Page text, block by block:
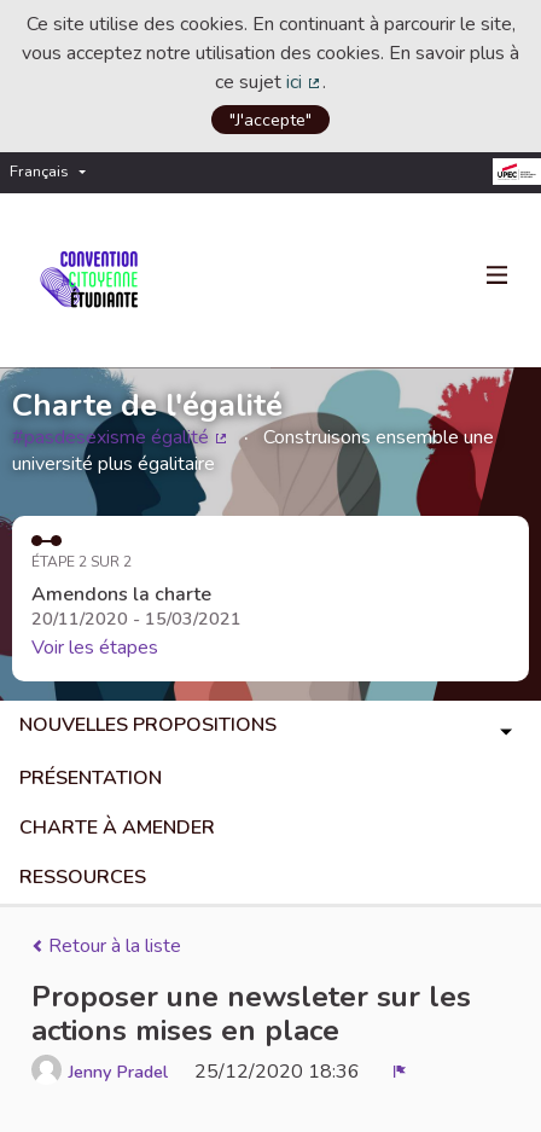
Ce site utilise des cookies. En continuant à parcourir le site,
vous acceptez notre utilisation des cookies. En savoir plus à
ce sujetici
(Lien externe)
.
"J'accepte"
Français Choisir la langue
Charte de l'égalité
#pasdesexisme égalité
(Lien externe)
Construisons ensemble une
université plus égalitaire
ÉTAPE 2 SUR 2
Amendons la charte
20/11/2020 - 15/03/2021
Voir les étapes
NOUVELLES PROPOSITIONS
PRÉSENTATION
CHARTE À AMENDER
RESSOURCES
Retour à la liste
Proposer une newsleter sur les
actions mises en place
Jenny Pradel 25/12/2020 18:36